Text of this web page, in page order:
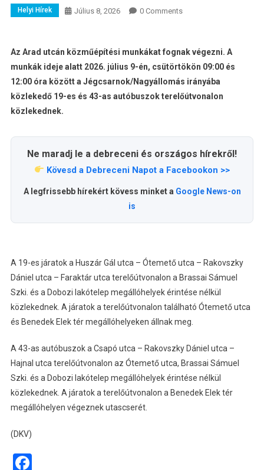
Helyi Hírek Július 8, 2026 0 Comments
Az Arad utcán közműépítési munkákat fognak végezni. A
munkák ideje alatt 2026. július 9-én, csütörtökön 09:00 és
12:00 óra között a Jégcsarnok/Nagyállomás irányába
közlekedő 19-es és 43-as autóbuszok terelőútvonalon
közlekednek.
Ne maradj le a debreceni és országos hírekről!
Kövesd a Debreceni Napot a Facebookon >>
A legfrissebb hírekért kövess minket a Google News-on
is
A 19-es járatok a Huszár Gál utca – Ótemető utca – Rakovszky
Dániel utca – Faraktár utca terelőútvonalon a Brassai Sámuel
Szki. és a Dobozi lakótelep megállóhelyek érintése nélkül
közlekednek. A járatok a terelőútvonalon található Ótemető utca
és Benedek Elek tér megállóhelyeken állnak meg.
A 43-as autóbuszok a Csapó utca – Rakovszky Dániel utca –
Hajnal utca terelőútvonalon az Ótemető utca, Brassai Sámuel
Szki. és a Dobozi lakótelep megállóhelyek érintése nélkül
közlekednek. A járatok a terelőútvonalon a Benedek Elek tér
megállóhelyen végeznek utascserét.
(DKV)
Facebook